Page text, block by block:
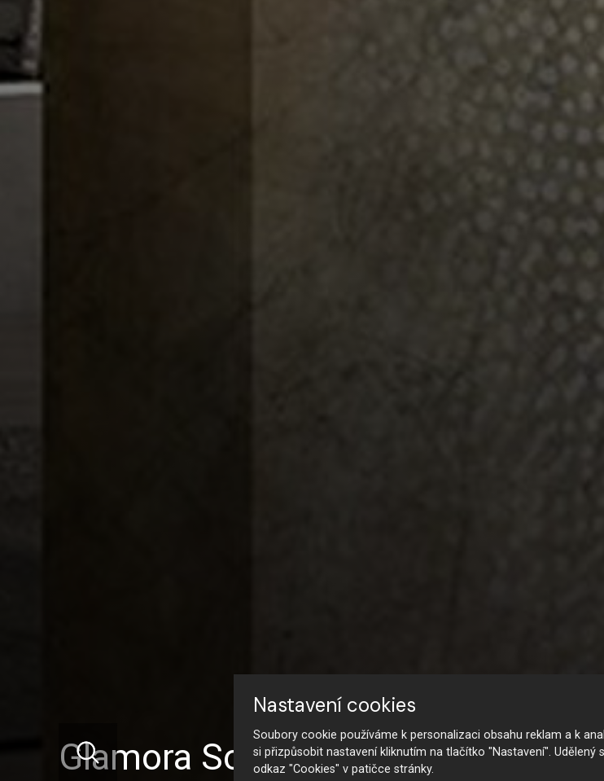
Glamora Soul
Nastavení cookies
Soubory cookie používáme k personalizaci obsahu reklam a k
si přizpůsobit nastavení kliknutím na tlačítko "Nastavení".
odkaz "Cookies" v patičce stránky.